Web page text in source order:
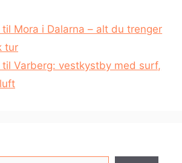
til Mora i Dalarna – alt du trenger
tur
til Varberg: vestkystby med surf,